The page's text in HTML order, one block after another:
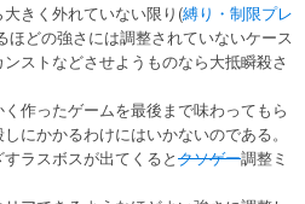
きく外れていない限り(縛り・制限プレ
ほどの強さには調整されていないケース
ストなどさせようものなら大抵瞬殺さ
作ったゲームを最後まで味わってもら
にかかるわけにはいかないのである。
ラスボスが出てくるとクソゲー調整ミ